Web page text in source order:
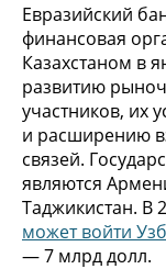
Евразийский
финансовая
Казахстаном в
развитию
участников, их
и расширению
связей.
являются
Таджикистан. В
может войти
— 7 млрд долл.